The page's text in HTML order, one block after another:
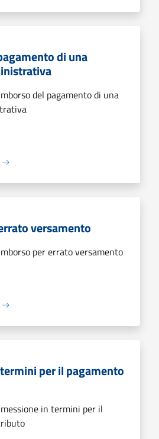
di una
del pagamento di una
versamento
per errato versamento
per il pagamento
in termini per il